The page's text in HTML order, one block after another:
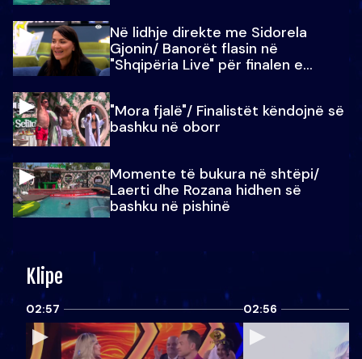
Në lidhje direkte me Sidorela
Gjonin/ Banorët flasin në
"Shqipëria Live" për finalen e
"Mora fjalë"/ Finalistët këndojnë së
bashku në oborr
Momente të bukura në shtëpi/
Laerti dhe Rozana hidhen së
bashku në pishinë
Klipe
02:57 02:56